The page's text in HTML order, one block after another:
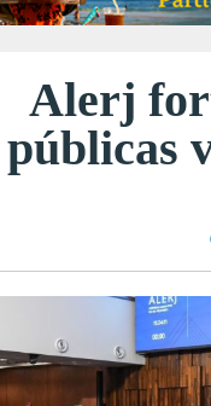
Alerj
públicas